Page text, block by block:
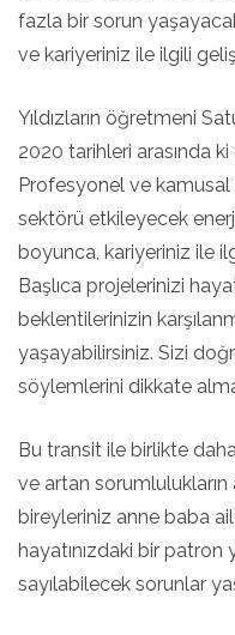
fazla bir sorun
ve kariyeriniz ile ilgili
Yıldızların öğretmeni
2020 tarihleri arasında
Profesyonel ve kamusal
sektörü etkileyecek
boyunca, kariyeriniz ile
Başlıca projelerinizi
beklentilerinizin
yaşayabilirsiniz. Sizi
söylemlerini dikkate
Bu transit ile birlikte
ve artan sorumlulukların
bireyleriniz anne baba
hayatınızdaki bir
sayılabilecek sorunlar